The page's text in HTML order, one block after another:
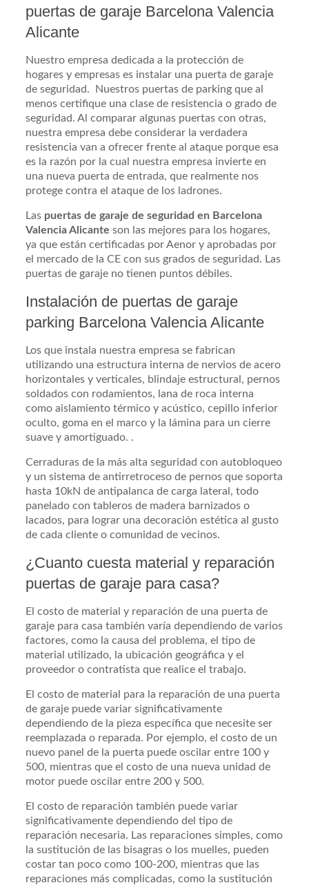
puertas de garaje Barcelona Valencia
Alicante
Nuestro empresa dedicada a la protección de
hogares y empresas es instalar una puerta de garaje
de seguridad. Nuestros puertas de parking que al
menos certifique una clase de resistencia o grado de
seguridad. Al comparar algunas puertas con otras,
nuestra empresa debe considerar la verdadera
resistencia van a ofrecer frente al ataque porque esa
es la razón por la cual nuestra empresa invierte en
una nueva puerta de entrada, que realmente nos
protege contra el ataque de los ladrones.
Las puertas de garaje de seguridad en Barcelona
Valencia Alicante son las mejores para los hogares,
ya que están certificadas por Aenor y aprobadas por
el mercado de la CE con sus grados de seguridad. Las
puertas de garaje no tienen puntos débiles.
Instalación de puertas de garaje
parking Barcelona Valencia Alicante
Los que instala nuestra empresa se fabrican
utilizando una estructura interna de nervios de acero
horizontales y verticales, blindaje estructural, pernos
soldados con rodamientos, lana de roca interna
como aislamiento térmico y acústico, cepillo inferior
oculto, goma en el marco y la lámina para un cierre
suave y amortiguado. .
Cerraduras de la más alta seguridad con autobloqueo
y un sistema de antirretroceso de pernos que soporta
hasta 10kN de antipalanca de carga lateral, todo
panelado con tableros de madera barnizados o
lacados, para lograr una decoración estética al gusto
de cada cliente o comunidad de vecinos.
¿Cuanto cuesta material y reparación
puertas de garaje para casa?
El costo de material y reparación de una puerta de
garaje para casa también varía dependiendo de varios
factores, como la causa del problema, el tipo de
material utilizado, la ubicación geográfica y el
proveedor o contratista que realice el trabajo.
El costo de material para la reparación de una puerta
de garaje puede variar significativamente
dependiendo de la pieza específica que necesite ser
reemplazada o reparada. Por ejemplo, el costo de un
nuevo panel de la puerta puede oscilar entre 100 y
500, mientras que el costo de una nueva unidad de
motor puede oscilar entre 200 y 500.
El costo de reparación también puede variar
significativamente dependiendo del tipo de
reparación necesaria. Las reparaciones simples, como
la sustitución de las bisagras o los muelles, pueden
costar tan poco como 100-200, mientras que las
reparaciones más complicadas, como la sustitución